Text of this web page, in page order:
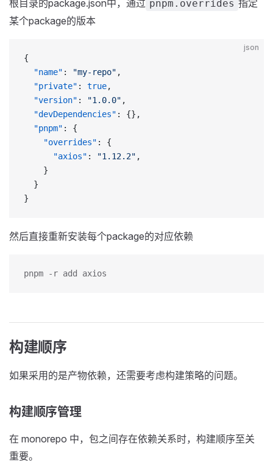
根目录的package.json中，通过 pnpm.overrides 指定
某个package的版本
json
{
  "name"
: "my-repo" ,
  "private"
: true,
  "version"
: "1.0.0" ,
  "devDependencies"
: {},
  "pnpm"
: {
    "overrides"
: {
      "axios"
: "1.12.2" ,
    }
  }
}
然后直接重新安装每个package的对应依赖
pnpm -r add axios
构建顺序
如果采用的是产物依赖，还需要考虑构建策略的问题。
构建顺序管理
在 monorepo 中，包之间存在依赖关系时，构建顺序至关
重要。